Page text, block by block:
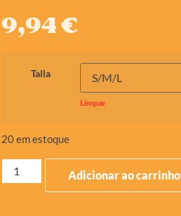
9,94€
Talla
Limpar
20 em estoque
Adicionar ao carrinho